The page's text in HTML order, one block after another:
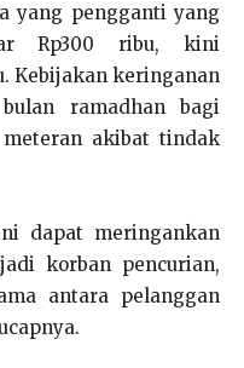
yang pengganti yang
Rp300 ribu, kini
Kebijakan keringanan
ramadhan bagi
akibat tindak
dapat meringankan
korban pencurian,
antara pelanggan